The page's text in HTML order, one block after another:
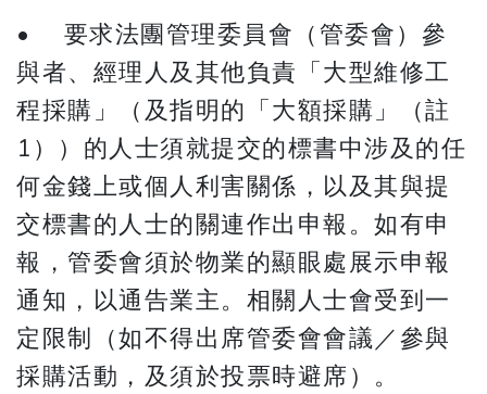
• 要求法團管理委員會（管委會）參
與者、經理人及其他負責「大型維修工
程採購」（及指明的「大額採購」（註
1））的人士須就提交的標書中涉及的任
何金錢上或個人利害關係，以及其與提
交標書的人士的關連作出申報。如有申
報，管委會須於物業的顯眼處展示申報
通知，以通告業主。相關人士會受到一
定限制（如不得出席管委會會議／參與
採購活動，及須於投票時避席）。